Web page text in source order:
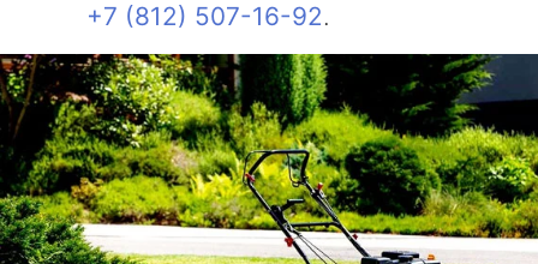
+7 (812) 507-16-92.